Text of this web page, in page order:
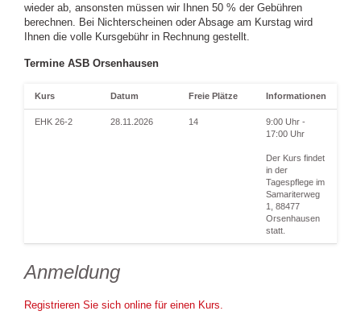
wieder ab, ansonsten müssen wir Ihnen 50 % der Gebühren
berechnen. Bei Nichterscheinen oder Absage am Kurstag wird
Ihnen die volle Kursgebühr in Rechnung gestellt.
Termine ASB Orsenhausen
Kurs Datum Freie Plätze Informationen
EHK 26-2 28.11.2026 14
9:00 Uhr -
17:00 Uhr
Der Kurs findet
in der
Tagespflege im
Samariterweg
1, 88477
Orsenhausen
statt.
Anmeldung
Registrieren Sie sich online für einen Kurs.